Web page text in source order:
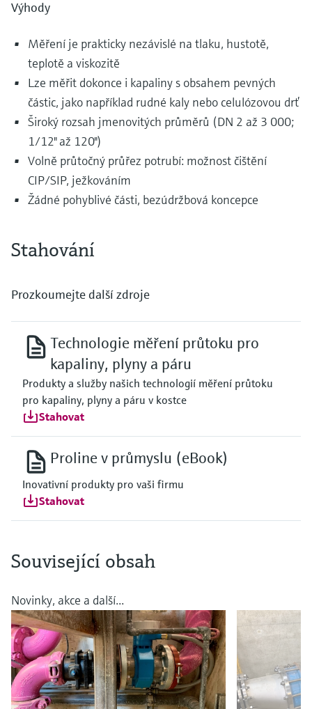
Výhody
Měření je prakticky nezávislé na tlaku, hustotě,
teplotě a viskozitě
Lze měřit dokonce i kapaliny s obsahem pevných
částic, jako například rudné kaly nebo celulózovou drť
Široký rozsah jmenovitých průměrů (DN 2 až 3 000;
1/12" až 120")
Volně průtočný průřez potrubí: možnost čištění
CIP/SIP, ježkováním
Žádné pohyblivé části, bezúdržbová koncepce
Stahování
Prozkoumejte další zdroje
Technologie měření průtoku pro
kapaliny, plyny a páru
Produkty a služby našich technologií měření průtoku
pro kapaliny, plyny a páru v kostce
Stahovat
Proline v průmyslu (eBook)
Inovativní produkty pro vaši firmu
Stahovat
Související obsah
Novinky, akce a další...